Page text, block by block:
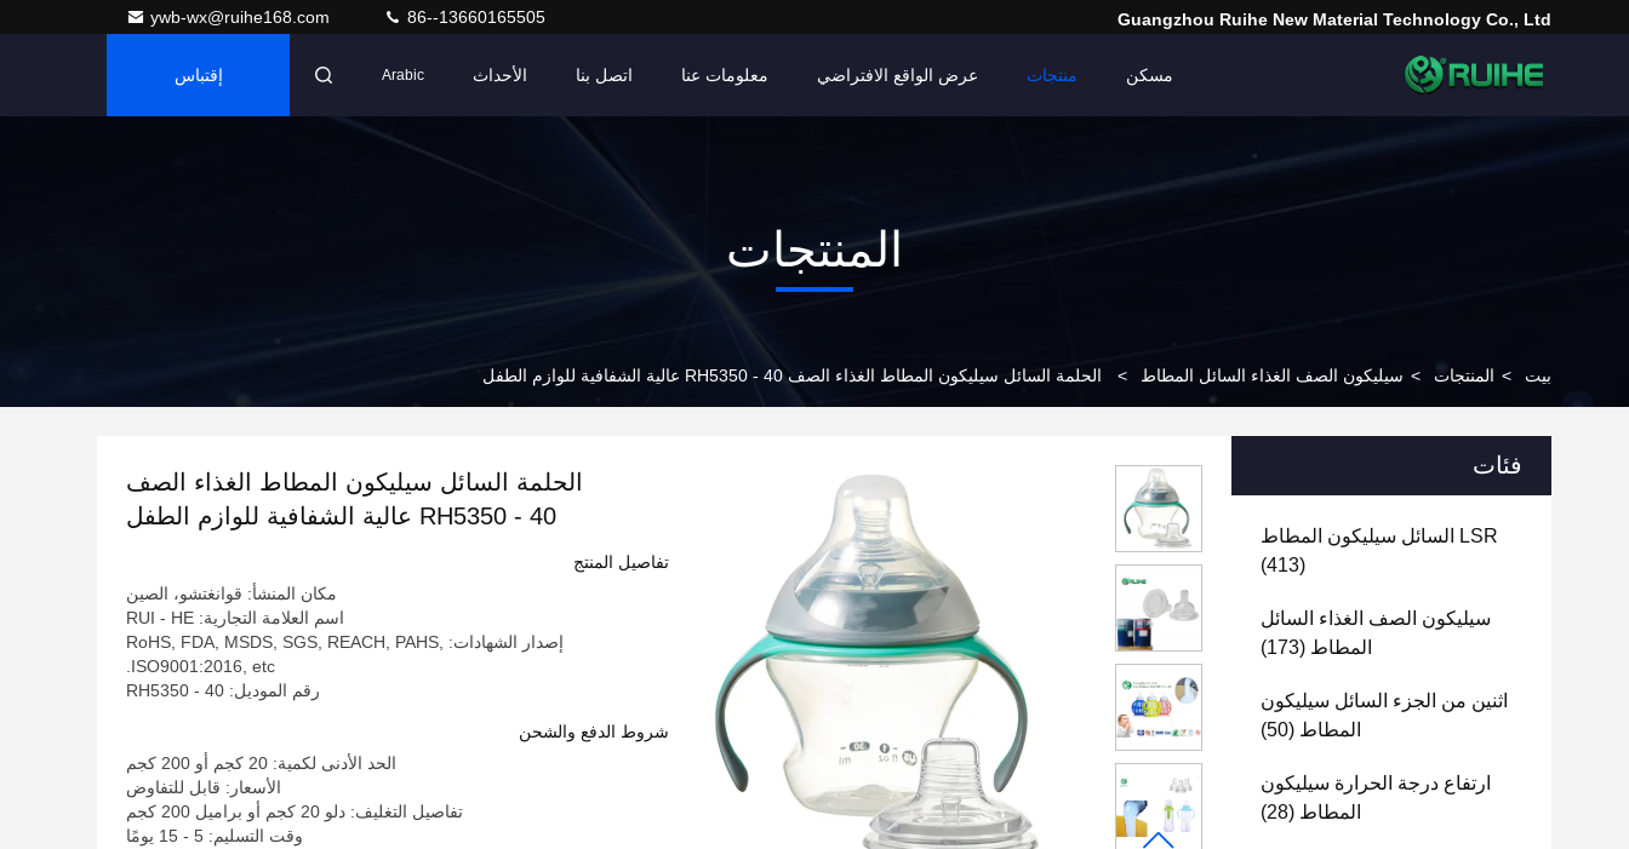
Guangzhou Ruihe New Material Technology Co., Ltd
ywb-wx@ruihe168.com 86--13660165505
مسكن منتجات عرض الواقع الافتراضي معلومات عنا اتصل بنا الأحداث Arabic إقتباس
المنتجات
بيت > المنتجات > سيليكون الصف الغذاء السائل المطاط > الحلمة السائل سيليكون المطاط الغذاء الصف RH5350 - 40 عالية الشفافية للوازم الطفل
فئات
LSR السائل سيليكون المطاط
(413)
سيليكون الصف الغذاء السائل
المطاط (173)
اثنين من الجزء السائل سيليكون
المطاط (50)
ارتفاع درجة الحرارة سيليكون
المطاط (28)
الحلمة السائل سيليكون المطاط الغذاء الصف
RH5350 - 40 عالية الشفافية للوازم الطفل
تفاصيل المنتج
مكان المنشأ: قوانغتشو، الصين
اسم العلامة التجارية: RUI - HE
إصدار الشهادات: RoHS, FDA, MSDS, SGS, REACH, PAHS,
ISO9001:2016, etc.
رقم الموديل: RH5350 - 40
شروط الدفع والشحن
الحد الأدنى لكمية: 20 كجم أو 200 كجم
الأسعار: قابل للتفاوض
تفاصيل التغليف: دلو 20 كجم أو براميل 200 كجم
وقت التسليم: 5 - 15 يومًا